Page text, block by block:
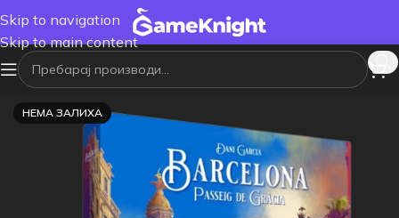
Skip to navigation
Skip to main content
НЕМА ЗАЛИХА